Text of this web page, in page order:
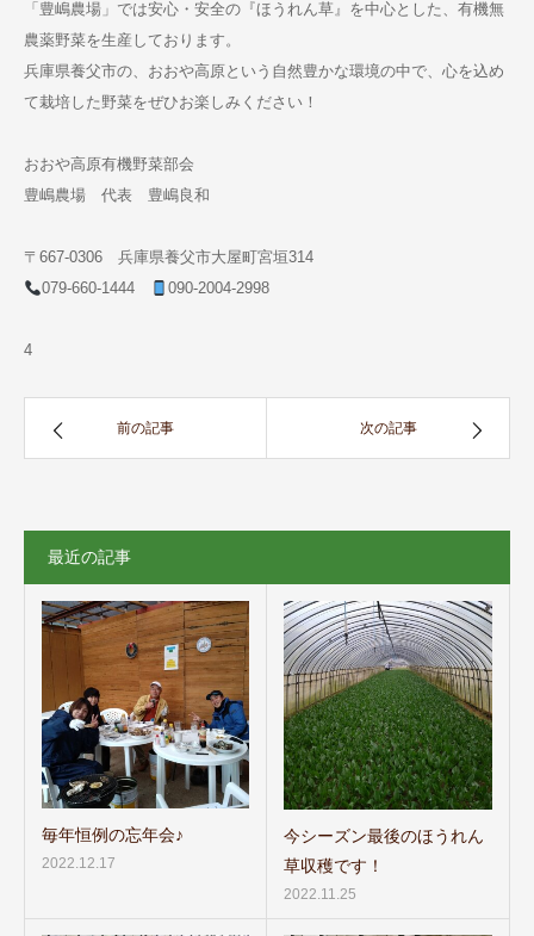
「豊嶋農場」では安心・安全の『ほうれん草』を中心とした、有機無
農薬野菜を生産しております。
兵庫県養父市の、おおや高原という自然豊かな環境の中で、心を込め
て栽培した野菜をぜひお楽しみください！
おおや高原有機野菜部会
豊嶋農場 代表 豊嶋良和
〒667-0306 兵庫県養父市大屋町宮垣314
079-660-1444
090-2004-2998
4
前の記事 次の記事
最近の記事
毎年恒例の忘年会♪
2022.12.17
今シーズン最後のほうれん
草収穫です！
2022.11.25